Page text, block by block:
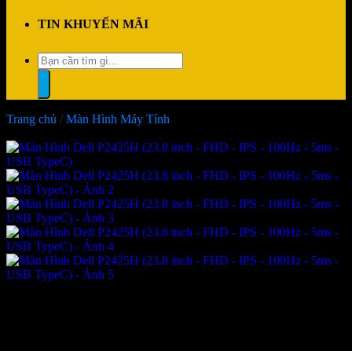
TIN KHUYẾN MÃI
Tìm
kiếm:
Trang chủ / Màn Hình Máy Tính